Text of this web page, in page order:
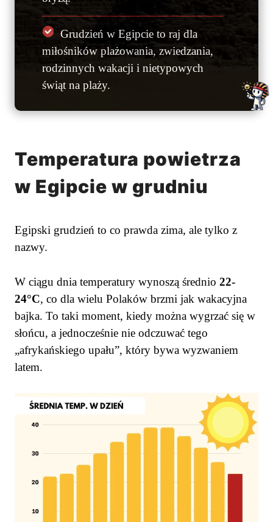
Grudzień w Egipcie to raj dla
miłośników plażowania, zwiedzania,
rodzinnych wakacji i nietypowych
świąt na plaży.
Temperatura powietrza
w Egipcie w grudniu
Egipski grudzień to co prawda zima, ale tylko z
nazwy.
W ciągu dnia temperatury wynoszą średnio 22-
24°C, co dla wielu Polaków brzmi jak wakacyjna
bajka. To taki moment, kiedy można wygrzać się w
słońcu, a jednocześnie nie odczuwać tego
„afrykańskiego upału”, który bywa wyzwaniem
latem.